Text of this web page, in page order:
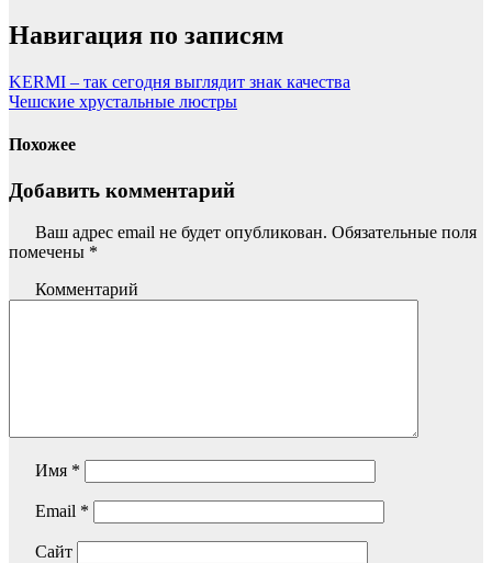
Навигация по записям
KERMI – так сегодня выглядит знак качества
Чешские хрустальные люстры
Похожее
Добавить комментарий
Ваш адрес email не будет опубликован. Обязательные поля
помечены *
Комментарий
Имя *
Email *
Сайт